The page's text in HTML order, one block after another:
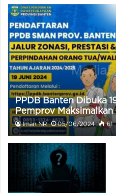
PPDB Banten Dibuka
Pemprov Maksimalkan
Iman NR 05/06/2024 61